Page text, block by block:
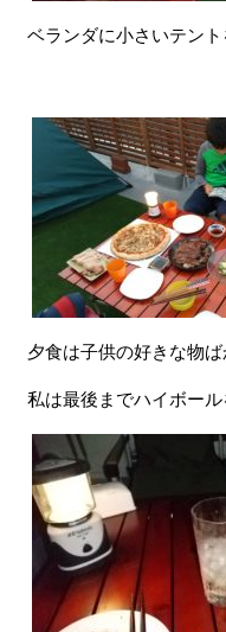
ベランダに小さいテント
夕食は子供の好きな物
私は最後までハイボール